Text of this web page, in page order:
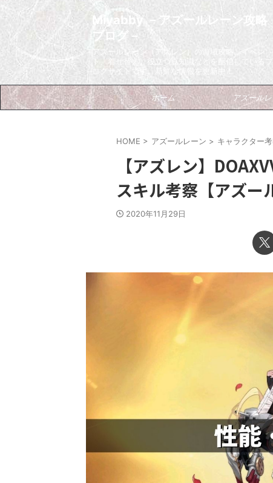
Miyabby －アズールレーン攻略
ブログ－
アズールレーン（アズレン）の海域攻略、イベン
ト、着せ替え、役立つ豆知識などを配信しているブ
ログサイトです。新鮮な情報を更新中！
ホーム アズール
HOME > アズールレーン > キャラクター
【アズレン】
スキル考察【アズー
2020年11月29日